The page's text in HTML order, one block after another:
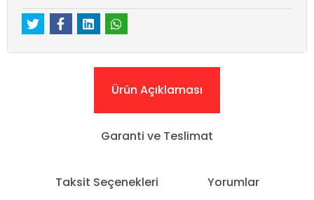
Ürün Açıklaması
Garanti ve Teslimat
Taksit Seçenekleri Yorumlar